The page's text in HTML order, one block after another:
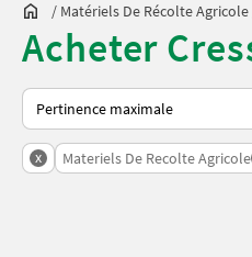
/ Matériels De Récolte Agricole
Acheter
Voici comment les annonces
x Materiels De Recolte Agricole